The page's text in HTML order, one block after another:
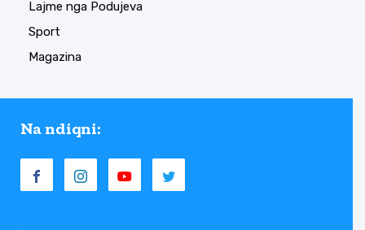
Lajme nga Podujeva
Sport
Magazina
Na ndiqni: